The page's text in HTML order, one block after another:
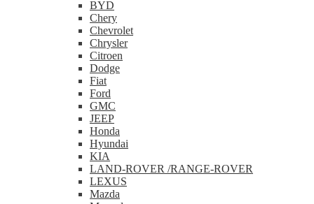
BYD
Chery
Chevrolet
Chrysler
Citroen
Dodge
Fiat
Ford
GMC
JEEP
Honda
Hyundai
KIA
LAND-ROVER /RANGE-ROVER
LEXUS
Mazda